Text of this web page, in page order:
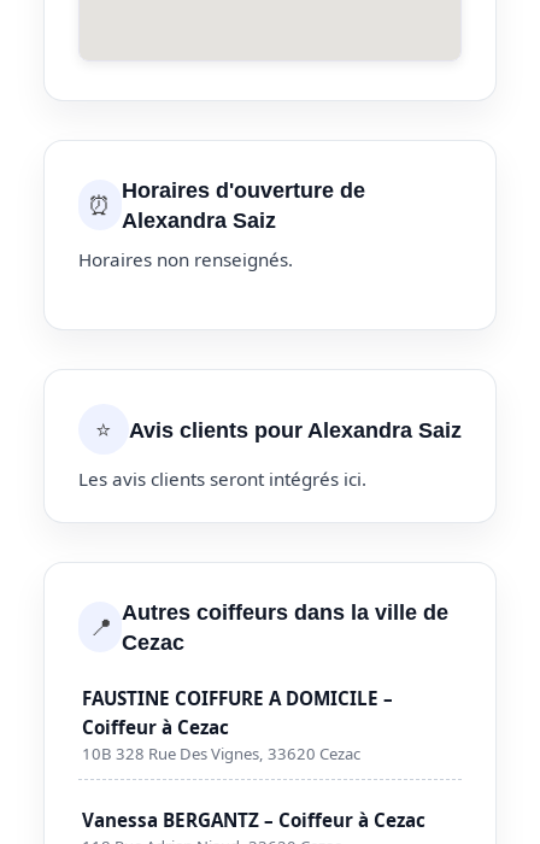
⏰
Horaires d'ouverture de
Alexandra Saiz
Horaires non renseignés.
⭐ Avis clients pour Alexandra Saiz
Les avis clients seront intégrés ici.
📍 Autres coiffeurs dans la ville de
Cezac
FAUSTINE COIFFURE A DOMICILE –
Coiffeur à Cezac
10B 328 Rue Des Vignes, 33620 Cezac
Vanessa BERGANTZ – Coiffeur à Cezac